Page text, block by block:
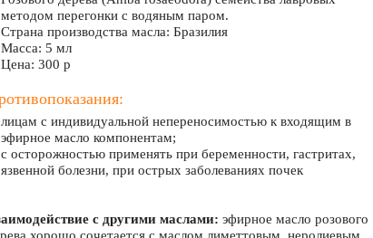
методом перегонки с водяным паром.
Страна производства масла: Бразилия
Масса: 5 мл
Цена: 300 р
лицам с индивидуальной непереносимостью к входящим в
эфирное масло компонентам;
с осторожностью применять при беременности, гастритах,
язвенной болезни, при острых заболеваниях почек
с другими маслами: эфирное масло розового